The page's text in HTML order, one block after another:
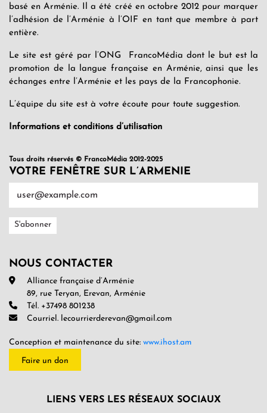
basé en Arménie. Il a été créé en octobre 2012 pour marquer
l’adhésion de l’Arménie à l’OIF en tant que membre à part
entière.
Le site est géré par l’ONG FrancoMédia dont le but est la
promotion de la langue française en Arménie, ainsi que les
échanges entre l’Arménie et les pays de la Francophonie.
L’équipe du site est à votre écoute pour toute suggestion.
Informations et conditions d’utilisation
Tous droits réservés © FrancoMédia 2012-2025
VOTRE FENÊTRE SUR L’ARMENIE
NOUS CONTACTER
Alliance française d’Arménie
89, rue Teryan, Erevan, Arménie
Tél. +37498 801238
Courriel. lecourrierderevan@gmail.com
Conception et maintenance du site: www.ihost.am
Faire un don
LIENS VERS LES RÉSEAUX SOCIAUX